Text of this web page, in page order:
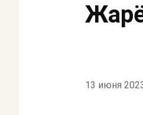
13 июня